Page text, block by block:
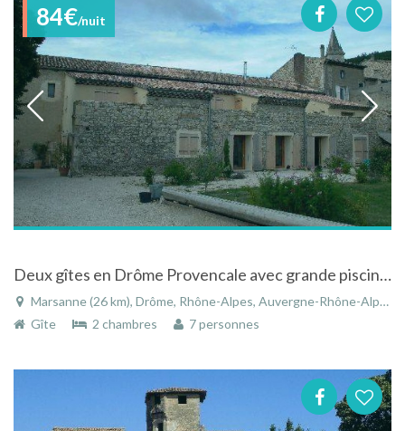
84€/nuit
Deux gîtes en Drôme Provencale avec grande piscine, entre vieux village et campagne,14 personnes
Marsanne (26 km), Drôme, Rhône-Alpes, Auvergne-Rhône-Alpes, France
Gîte
2 chambres 7 personnes